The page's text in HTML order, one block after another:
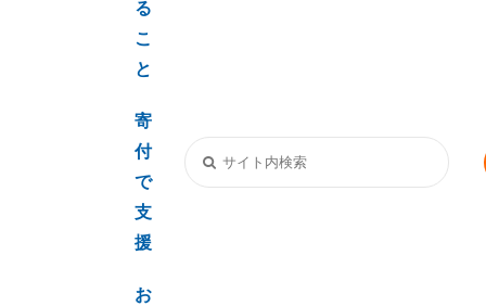
る
こ
と
寄
付
で
支
援
お